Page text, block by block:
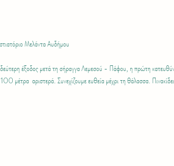
Μελάντα Αυδήμου
έξοδος μετά τη σήραγγα Λεμεσού - Πάφου, η πρώτη
μέτρα  αριστερά. Συνεχίζουμε ευθεία μέχρι τη θάλασσα.